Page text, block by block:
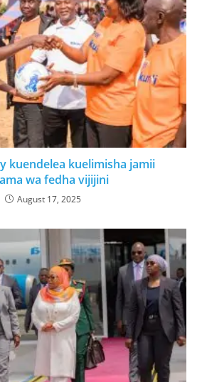
kuendelea kuelimisha jamii
wa fedha vijijini
August 17, 2025